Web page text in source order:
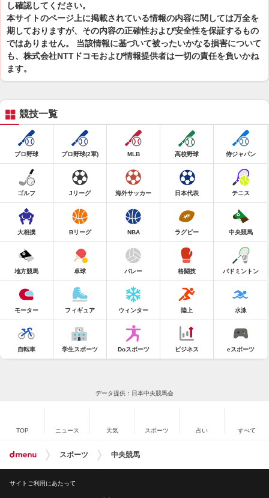
し確認してください。
本サイトのページ上に掲載されている情報の内容に関しては万全を
期しておりますが、その内容の正確性および安全性を保証するもの
ではありません。 当該情報に基づいて被ったいかなる損害について
も、株式会社NTTドコモおよび情報提供者は一切の責任を負いかね
ます。
競技一覧
プロ野球 プロ野球(2軍) MLB 高校野球 侍ジャパン
ゴルフ Jリーグ 海外サッカー 日本代表 テニス
大相撲 Bリーグ NBA ラグビー 中央競馬
地方競馬 卓球 バレー 格闘技 バドミントン
モーター フィギュア ウィンター 陸上 水泳
自転車 学生スポーツ Doスポーツ ビジネス eスポーツ
データ提供：日本中央競馬会
TOP ニュース 天気 スポーツ 占い すべて
スポーツ 中央競馬
サイトご利用にあたって